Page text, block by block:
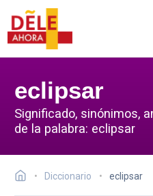
eclipsar
Significado, sinónimos,
de la palabra: eclipsar
Diccionario eclipsar